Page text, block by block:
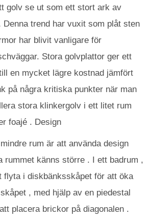
golv se ut som ett stort ark av
trend har vuxit som plåt sten
har blivit vanligare för
Stora golvplattor ger ett
en mycket lägre kostnad jämfört
på några kritiska punkter när man
stora klinkergolv i ett litet rum
foajé . Design
rum är att använda design
rummet känns större . I ett badrum ,
flyta i diskbänksskåpet för att öka
, med hjälp av en piedestal
placera brickor på diagonalen .